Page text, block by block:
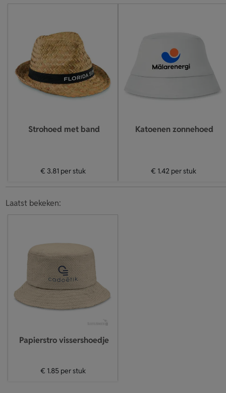
Strohoed met band
€ 3.81 per stuk
Katoenen zonnehoed
€ 1.42per stuk
Laatst bekeken:
Papierstro vissershoedje
€ 1.85per stuk